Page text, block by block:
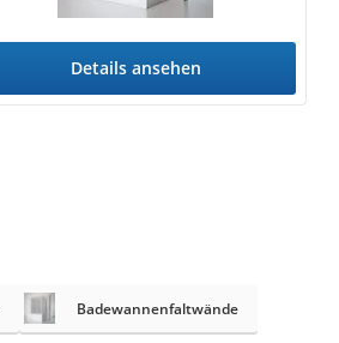
Details ansehen
Badewannenfaltwände